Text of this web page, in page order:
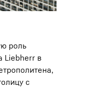
роль
Liebherr в
с